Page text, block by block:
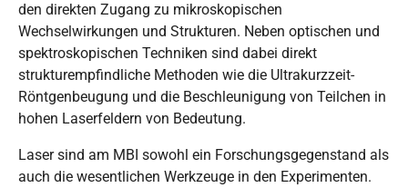
den direkten Zugang zu mikroskopischen
Wechselwirkungen und Strukturen. Neben optischen und
spektroskopischen Techniken sind dabei direkt
strukturempfindliche Methoden wie die Ultrakurzzeit-
Röntgenbeugung und die Beschleunigung von Teilchen in
hohen Laserfeldern von Bedeutung.
Laser sind am MBI sowohl ein Forschungsgegenstand als
auch die wesentlichen Werkzeuge in den Experimenten.